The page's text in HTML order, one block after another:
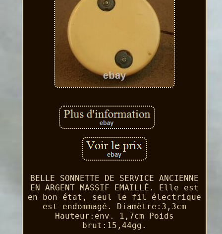
BELLE SONNETTE DE SERVICE ANCIENNE
EN ARGENT MASSIF EMAILLÉ. Elle est
en bon état, seul le fil électrique
est endommagé. Diamètre:3,3cm
Hauteur:env. 1,7cm Poids
brut:15,44gg.